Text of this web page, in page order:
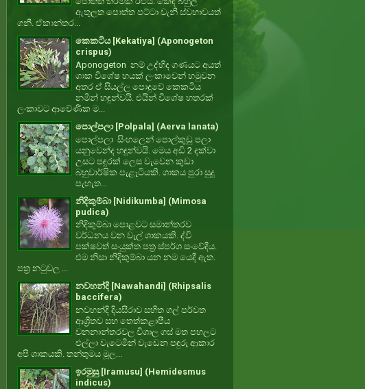
ඇතුලත පොත්ත පට්ටා වැනි ස්වභාවයත්
ගනී. ඒකාන්තර...
කෙකටිය [Kekatiya] (Aponogeton
crispus)
Aponogeton නම් උද්භිද ගණයට අයත්
ශාක විශේෂ හයක් ලංකාවෙන් හමුවන
අතර ඒ සියල්ල පොදුවේ කෙකටිය
නමින් හඳුන්වයි. එයින් විශේෂ හතරක්
ලංකාවට ආවේණික ම...
පොල්පලා [Polpala] (Aerva lanata)
පොල්පලා සිංහලෙන් පොල්කුඩු පලා
යනුවෙන්ද හඳුන්වයි. මෙය අඩි 2 දක්වා
උසට පඳුරක් ලෙස වැවෙන කුඩා
බහුවාර්ෂික පැළෑටියකි. ශාකය පුරා සුදු
පැහැත...
නිදිකුම්බා [Nidikumba] (Mimosa
pudica)
නිදිකුම්බා පොළවට සමාන්තරව
වර්ධනය වන වැල් ශාකයකි. ද්වී
පක්ෂවත් සංයුක්ත පත්‍ර ස්පර්ශ සංවේදීය.
එම නිසා නිදිකුම්බා යන නම යෙදී ඇත.
පත්‍ර නටුවල ...
නවහන්දි [Nawahandi] (Rhipsalis
baccifera)
නවහන්දි දියසීරාව සහිත ගල් පර්වත
ආශ්‍රිතව සහ තෙත්කළාපීය
වනනාන්තරවල විශාල ගස් මත පහලට
එල්ලා වැටෙමින් වැඩෙන පඳුරු ආකාර
අපි ශාකයකි. තන්තුමය මූල...
ඉරමුසු [Iramusu] (Hemidesmus
indicus)